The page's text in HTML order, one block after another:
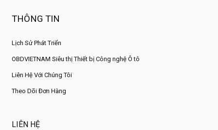
THÔNG TIN
Lịch Sử Phát Triển
OBDVIETNAM Siêu thị Thiết bị Công nghệ Ô tô
Liên Hệ Với Chúng Tôi
Theo Dõi Đơn Hàng
LIÊN HỆ